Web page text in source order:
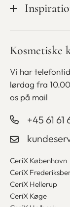
Udstyr
Finansiering
Bliv
Kosmetiske
Vi har
lørdag fra
os på mail
+45 61 61
CeriX København
CeriX
CeriX Hellerup
CeriX Køge